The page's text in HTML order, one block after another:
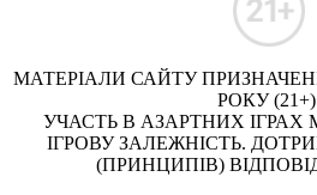
МАТЕРІАЛИ САЙТУ
РОКУ
УЧАСТЬ В АЗАРТНИХ
ІГРОВУ ЗАЛЕЖНІСТЬ.
(ПРИНЦИПІВ)